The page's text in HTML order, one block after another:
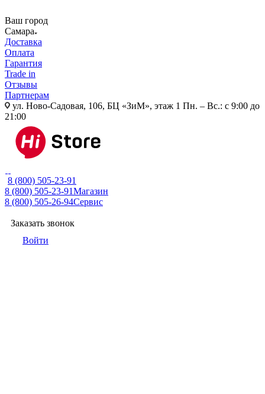
Ваш город
Самара
Доставка
Оплата
Гарантия
Trade in
Отзывы
Партнерам
ул. Ново-Садовая, 106, БЦ «ЗиМ», этаж 1 Пн. – Вс.: с 9:00 до
21:00
8 (800) 505-23-91
8 (800) 505-23-91Магазин
8 (800) 505-26-94Сервис
Заказать звонок
Войти